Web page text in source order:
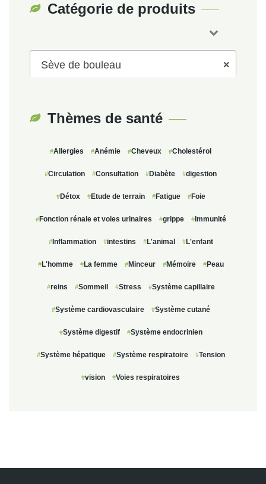
Catégorie de produits
×
Sève de bouleau
Thèmes de santé
Allergies Anémie Cheveux Cholestérol
Circulation Consultation Diabète digestion
Détox Etude de terrain Fatigue Foie
Fonction rénale et voies urinaires grippe Immunité
Inflammation intestins L'animal L'enfant
L'homme La femme Minceur Mémoire Peau
reins Sommeil Stress Système capillaire
Système cardiovasculaire Système cutané
Système digestif Système endocrinien
Système hépatique Système respiratoire Tension
vision Voies respiratoires